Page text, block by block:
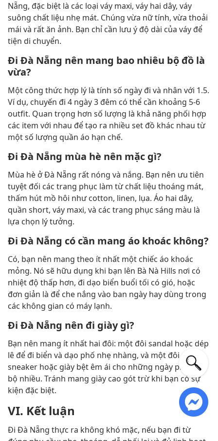
Nẵng, đặc biệt là các loại váy maxi, váy hai dây, váy
suông chất liệu nhẹ mát. Chúng vừa nữ tính, vừa thoải
mái và rất ăn ảnh. Bạn chỉ cần lưu ý độ dài của váy để
tiện di chuyển.
Đi Đà Nẵng nên mang bao nhiêu bộ đồ là
vừa?
Một công thức hợp lý là tính số ngày đi và nhân với 1.5.
Ví dụ, chuyến đi 4 ngày 3 đêm có thể cần khoảng 5-6
outfit. Quan trọng hơn số lượng là khả năng phối hợp
các item với nhau để tạo ra nhiều set đồ khác nhau từ
một số lượng quần áo hạn chế.
Đi Đà Nẵng mùa hè nên mặc gì?
Mùa hè ở Đà Nẵng rất nóng và nắng. Bạn nên ưu tiên
tuyệt đối các trang phục làm từ chất liệu thoáng mát,
thấm hút mồ hôi như cotton, linen, lụa. Áo hai dây,
quần short, váy maxi, và các trang phục sáng màu là
lựa chọn lý tưởng.
Đi Đà Nẵng có cần mang áo khoác không?
Có, bạn nên mang theo ít nhất một chiếc áo khoác
mỏng. Nó sẽ hữu dụng khi bạn lên Bà Nà Hills nơi có
nhiệt độ thấp hơn, đi dạo biển buổi tối có gió, hoặc
đơn giản là để che nắng vào ban ngày hay dùng trong
các không gian có máy lạnh.
Đi Đà Nẵng nên đi giày gì?
Bạn nên mang ít nhất hai đôi: một đôi sandal hoặc dép
lê để đi biển và dạo phố nhẹ nhàng, và một đôi
sneaker hoặc giày bệt êm ái cho những ngày phải đi
bộ nhiều. Tránh mang giày cao gót trừ khi bạn có sự
kiện đặc biệt.
VI. Kết luận
Đi Đà Nẵng thực ra không khó mặc, nếu bạn đi từ